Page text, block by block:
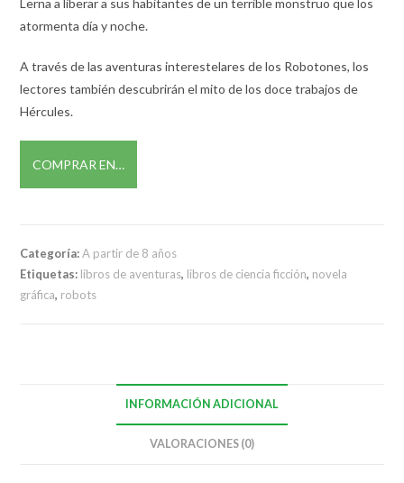
Lerna a liberar a sus habitantes de un terrible monstruo que los
atormenta día y noche.
A través de las aventuras interestelares de los Robotones, los
lectores también descubrirán el mito de los doce trabajos de
Hércules.
COMPRAR EN…
Categoría:A partir de 8 años
Etiquetas: libros de aventuras, libros de ciencia ficción, novela
gráfica, robots
INFORMACIÓN ADICIONAL
VALORACIONES (0)